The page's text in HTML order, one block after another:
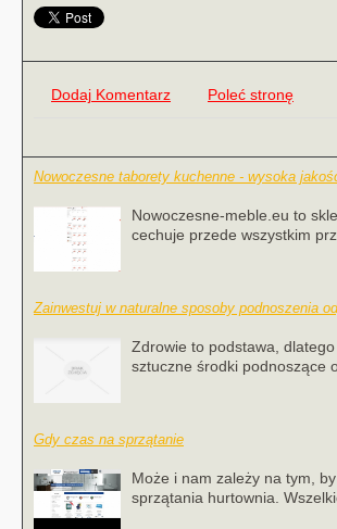
Dodaj Komentarz Poleć stronę
Nowoczesne taborety kuchenne - wysoka
Nowoczesne-meble.eu to
cechuje przede wszystkim
Zainwestuj w naturalne sposoby podnoszenia
Zdrowie to podstawa,
sztuczne środki podnoszące
Gdy czas na sprzątanie
Może i nam zależy na tym,
sprzątania hurtownia.